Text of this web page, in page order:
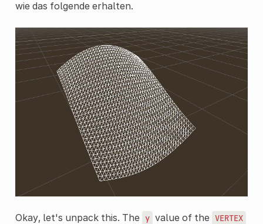
wie das folgende erhalten.
Okay, let's unpack this. The y value of the VERTEX